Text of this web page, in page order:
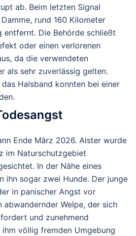
ab. Beim letzten Signal
Damme, rund 160 Kilometer
entfernt. Die Behörde schließt
oder einen verlorenen
da die verwendeten
als sehr zuverlässig gelten.
Halsband konnten bei einer
Ende März 2026. Alster wurde
im Naturschutzgebiet
In der Nähe eines
ihn sogar zwei Hunde. Der junge
in panischer Angst vor
abwandernder Welpe, der sich
und zunehmend
völlig fremden Umgebung